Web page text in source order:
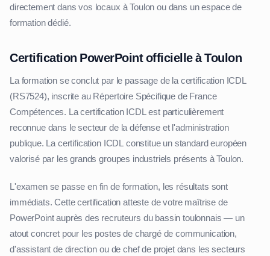
directement dans vos locaux à Toulon ou dans un espace de
formation dédié.
Certification PowerPoint officielle à Toulon
La formation se conclut par le passage de la certification ICDL
(RS7524), inscrite au Répertoire Spécifique de France
Compétences. La certification ICDL est particulièrement
reconnue dans le secteur de la défense et l'administration
publique. La certification ICDL constitue un standard européen
valorisé par les grands groupes industriels présents à Toulon.
L'examen se passe en fin de formation, les résultats sont
immédiats. Cette certification atteste de votre maîtrise de
PowerPoint auprès des recruteurs du bassin toulonnais — un
atout concret pour les postes de chargé de communication,
d'assistant de direction ou de chef de projet dans les secteurs